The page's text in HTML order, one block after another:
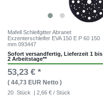
Mafell Schleifgitter Abranet
Exzenterschleifer EVA 150 E P 60 150
mm 093447
Sofort versandfertig, Lieferzeit 1 bis
2 Arbeitstage**
53,23 € *
( 44,73 EUR Netto )
20 Stück
| 2,66 € / Stück